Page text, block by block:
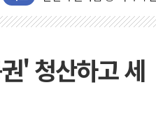
[속보] 민주, 강원·대구·
[속보] 민주, 경북 경선
[속보] 민주, 대구 경선 결
' 청산하고 세